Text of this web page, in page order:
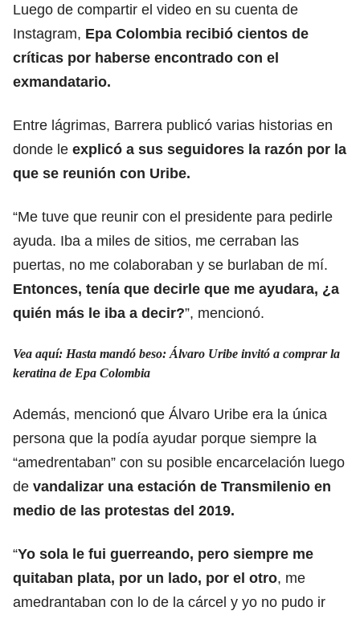
Luego de compartir el video en su cuenta de
Instagram, Epa Colombia recibió cientos de
críticas por haberse encontrado con el
exmandatario.
Entre lágrimas, Barrera publicó varias historias en
donde le explicó a sus seguidores la razón por la
que se reunión con Uribe.
“Me tuve que reunir con el presidente para pedirle
ayuda. Iba a miles de sitios, me cerraban las
puertas, no me colaboraban y se burlaban de mí.
Entonces, tenía que decirle que me ayudara, ¿a
quién más le iba a decir?”, mencionó.
Vea aquí: Hasta mandó beso: Álvaro Uribe invitó a comprar la
keratina de Epa Colombia
Además, mencionó que Álvaro Uribe era la única
persona que la podía ayudar porque siempre la
“amedrentaban” con su posible encarcelación luego
de vandalizar una estación de Transmilenio en
medio de las protestas del 2019.
“Yo sola le fui guerreando, pero siempre me
quitaban plata, por un lado, por el otro, me
amedrantaban con lo de la cárcel y yo no pudo ir